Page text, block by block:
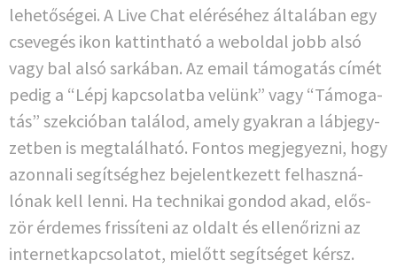
lehe­tő­sé­gei. A Live Chat elé­ré­sé­hez általá­ban egy
cse­ve­gés ikon kat­tintha­tó a webold­al jobb alsó
vagy bal alsó sar­ká­ban. Az email támo­ga­tás címét
pedig a “Lépj kapc­so­lat­ba velünk” vagy “Támo­ga­
tás” szek­ció­ban talá­lod, ame­ly gya­kran a láb­jegy­
zet­ben is meg­talál­ha­tó. Fon­tos meg­jegy­ez­ni, hogy
azon­nali segít­ség­hez bejel­ent­ke­zett fel­haszná­
lónak kell len­ni. Ha tech­ni­kai gon­dod akad, elős­
zör érde­mes fris­sí­te­ni az old­alt és ellenő­riz­ni az
inter­net­kapc­so­la­tot, mielőtt segít­sé­get kérsz.